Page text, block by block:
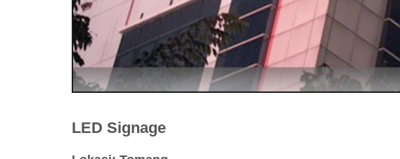
LED Signage